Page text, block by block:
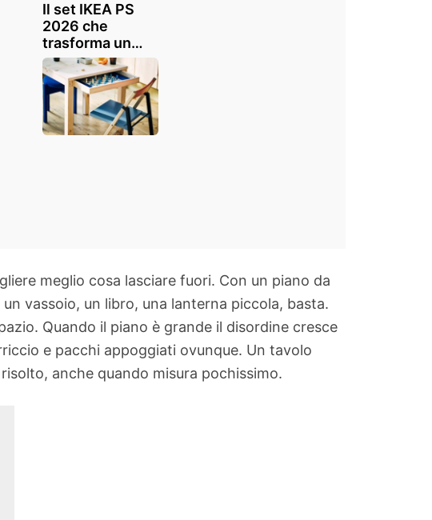
Il set IKEA PS
2026 che
trasforma un
angolo libero in
zona colazione
senza
ingombrare
meglio cosa lasciare fuori. Con un piano da
vassoio, un libro, una lanterna piccola, basta.
Quando il piano è grande il disordine cresce
e pacchi appoggiati ovunque. Un tavolo
anche quando misura pochissimo.